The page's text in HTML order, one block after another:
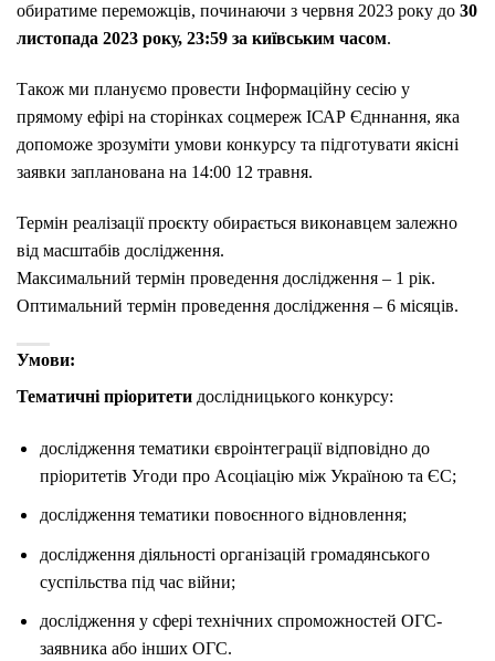
обиратиме переможців, починаючи з червня 2023 року до 30
листопада 2023 року, 23:59 за київським часом.
Також ми плануємо провести Інформаційну сесію у
прямому ефірі на сторінках соцмереж ІСАР Єдннання, яка
допоможе зрозуміти умови конкурсу та підготувати якісні
заявки запланована на 14:00 12 травня.
Термін реалізації проєкту обирається виконавцем залежно
від масштабів дослідження.
Максимальний термін проведення дослідження – 1 рік.
Оптимальний термін проведення дослідження – 6 місяців.
Умови:
Тематичні пріоритети дослідницького конкурсу:
дослідження тематики євроінтеграції відповідно до
пріоритетів Угоди про Асоціацію між Україною та ЄС;
дослідження тематики повоєнного відновлення;
дослідження діяльності організацій громадянського
суспільства під час війни;
дослідження у сфері технічних спроможностей ОГС-
заявника або інших ОГС.